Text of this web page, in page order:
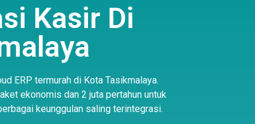
Kasir Di
ERP termurah di Kota Tasikmalaya.
ekonomis dan 2 juta pertahun untuk
keunggulan saling terintegrasi.